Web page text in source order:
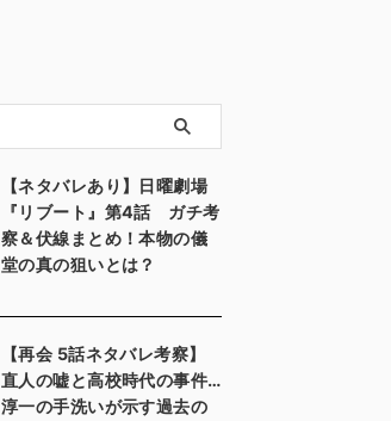
【ネタバレあり】日曜劇場
『リブート』第4話 ガチ考
察＆伏線まとめ！本物の儀
堂の真の狙いとは？
【再会 5話ネタバレ考察】
直人の嘘と高校時代の事件…
淳一の手洗いが示す過去の